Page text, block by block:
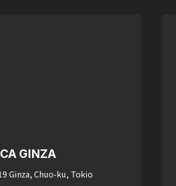
GINZA
Ginza, Chuo-ku, Tokio